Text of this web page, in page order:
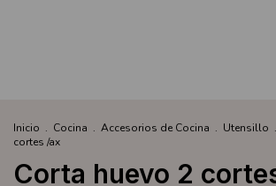
Inicio . Cocina . Accesorios de Cocina . Utensillo .
cortes /ax
Corta huevo 2